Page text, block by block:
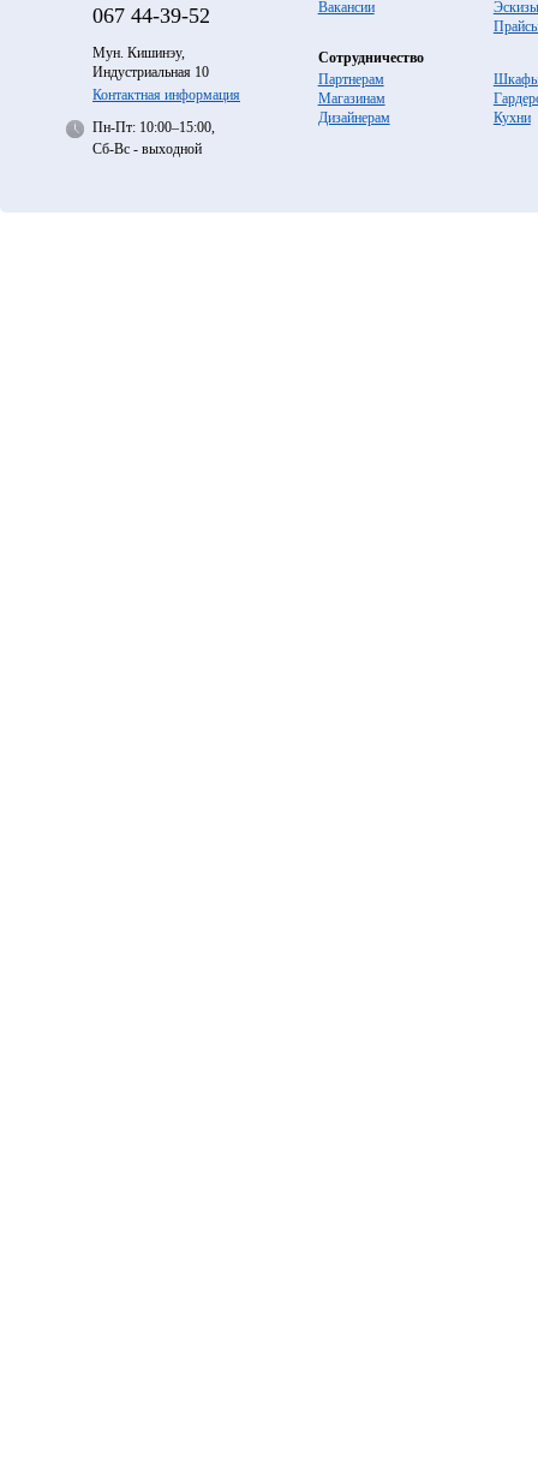
067 44-39-52
Мун. Кишинэу,
Индустриальная 10
Контактная информация
Пн-Пт: 10:00–15:00,
Сб-Вс - выходной
Вакансии
Эскизы
Сотрудничество
Партнерам
Магазинам
Дизайнерам
Кухни